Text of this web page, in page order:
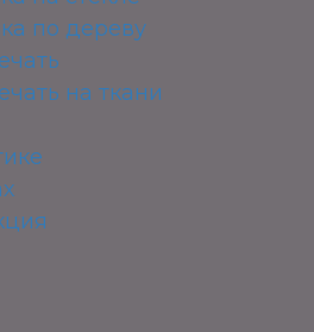
по дереву
на ткани